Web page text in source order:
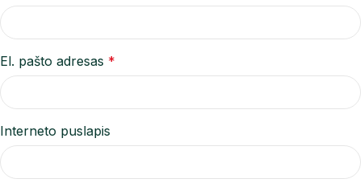
El. pašto adresas *
Interneto puslapis